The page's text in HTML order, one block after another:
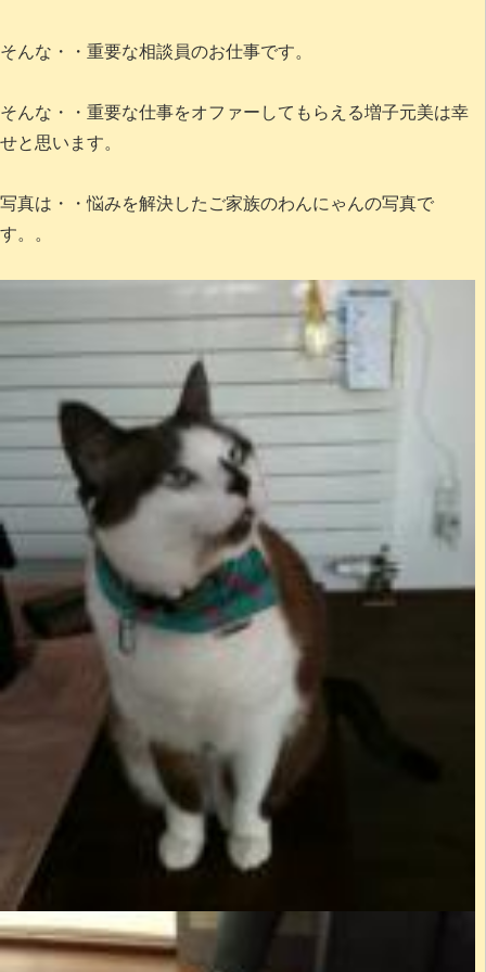
そんな・・重要な相談員のお仕事です。
そんな・・重要な仕事をオファーしてもらえる増子元美は幸
せと思います。
写真は・・悩みを解決したご家族のわんにゃんの写真で
す。。